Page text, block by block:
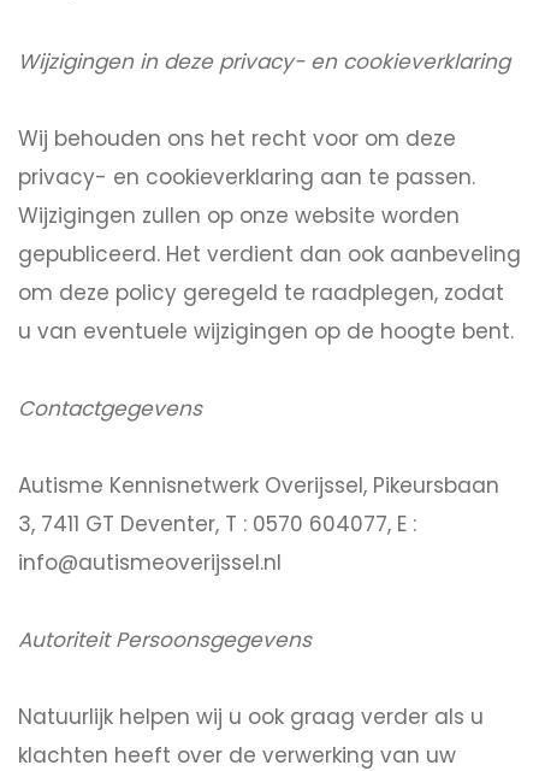
Wijzigingen in deze privacy- en cookieverklaring
Wij behouden ons het recht voor om deze
privacy- en cookieverklaring aan te passen.
Wijzigingen zullen op onze website worden
gepubliceerd. Het verdient dan ook aanbeveling
om deze policy geregeld te raadplegen, zodat
u van eventuele wijzigingen op de hoogte bent.
Contactgegevens
Autisme Kennisnetwerk Overijssel, Pikeursbaan
3, 7411 GT Deventer, T : 0570 604077, E :
info@autismeoverijssel.nl
Autoriteit Persoonsgegevens
Natuurlijk helpen wij u ook graag verder als u
klachten heeft over de verwerking van uw